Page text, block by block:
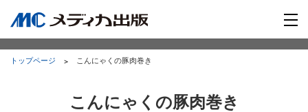
トップページ こんにゃくの豚肉巻き
こんにゃくの豚肉巻き